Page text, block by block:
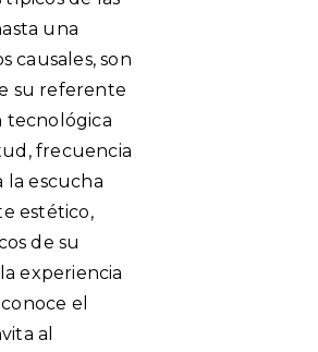
una
causales, son
su referente
tecnológica
frecuencia
la escucha
estético,
de su
experiencia
el
al